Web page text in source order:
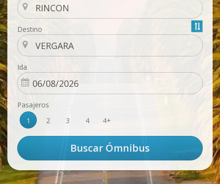
Destino
Ida
Pasajeros
1
2 3 4 4+